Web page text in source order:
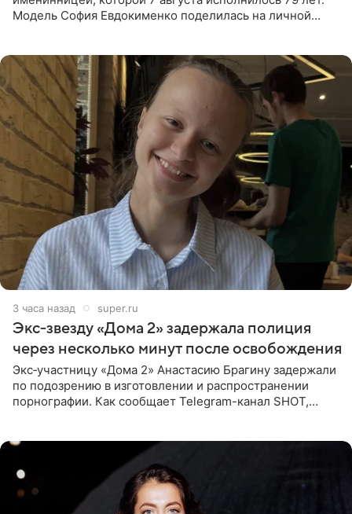
Модель София Евдокименко поделилась на личной
3 часа назад super.ru
Экс‑звезду «Дома 2» задержала полиция
через несколько минут после освобождения
Экс‑участницу «Дома 2» Анастасию Брагину задержали
по подозрению в изготовлении и распространении
порнографии. Как сообщает Telegram-канал SHOT,